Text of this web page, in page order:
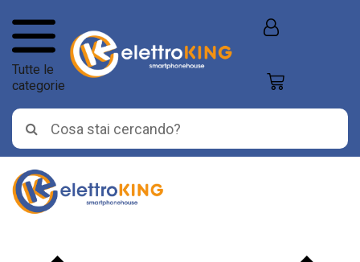
Tutte le
categorie